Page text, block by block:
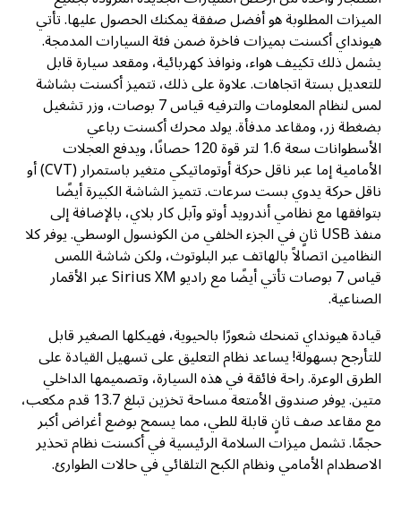
الميزات المطلوبة هو أفضل صفقة يمكنك الحصول عليها. تأتي
هيونداي أكسنت بميزات فاخرة ضمن فئة السيارات المدمجة.
يشمل ذلك تكييف هواء، ونوافذ كهربائية، ومقعد سيارة قابل
للتعديل بستة اتجاهات. علاوة على ذلك، تتميز أكسنت بشاشة
لمس لنظام المعلومات والترفيه قياس 7 بوصات، وزر تشغيل
بضغطة زر، ومقاعد مدفأة. يولد محرك أكسنت رباعي
الأسطوانات سعة 1.6 لتر قوة 120 حصانًا، ويدفع العجلات
الأمامية إما عبر ناقل حركة أوتوماتيكي متغير باستمرار (CVT) أو
ناقل حركة يدوي بست سرعات. تتميز الشاشة الكبيرة أيضًا
بتوافقها مع نظامي أندرويد أوتو وآبل كار بلاي، بالإضافة إلى
منفذ USB ثانٍ في الجزء الخلفي من الكونسول الوسطي. يوفر كلا
النظامين اتصالاً بالهاتف عبر البلوتوث، ولكن شاشة اللمس
قياس 7 بوصات تأتي أيضًا مع راديو Sirius XM عبر الأقمار
الصناعية.
قيادة هيونداي تمنحك شعورًا بالحيوية، فهيكلها الصغير قابل
للتأرجح بسهولة! يساعد نظام التعليق على تسهيل القيادة على
الطرق الوعرة. راحة فائقة في هذه السيارة، وتصميمها الداخلي
متين. يوفر صندوق الأمتعة مساحة تخزين تبلغ 13.7 قدم مكعب،
مع مقاعد صف ثانٍ قابلة للطي، مما يسمح بوضع أغراض أكبر
حجمًا. تشمل ميزات السلامة الرئيسية في أكسنت نظام تحذير
الاصطدام الأمامي ونظام الكبح التلقائي في حالات الطوارئ.